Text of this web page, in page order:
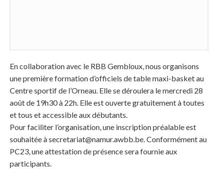
En collaboration avec le RBB Gembloux, nous organisons
une première formation d’officiels de table maxi-basket au
Centre sportif de l’Orneau. Elle se déroulera le mercredi 28
août de 19h30 à 22h. Elle est ouverte gratuitement à toutes
et tous et accessible aux débutants.
Pour faciliter l’organisation, une inscription préalable est
souhaitée à secretariat@namur.awbb.be. Conformément au
PC23, une attestation de présence sera fournie aux
participants.